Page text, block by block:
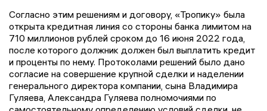
Согласно этим решениям и договору, «Тропику» была
открыта кредитная линия со стороны банка лимитом на
710 миллионов рублей сроком до 16 июня 2022 года,
после которого должник должен был выплатить кредит
и проценты по нему. Протоколами решений было дано
согласие на совершение крупной сделки и наделении
генерального директора компании, сына Владимира
Гуляева, Александра Гуляева полномочиями по